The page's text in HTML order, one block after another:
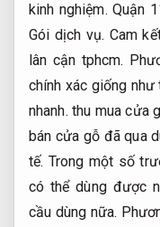
kinh nghiệm. Quận
Gói dịch vụ. Cam
lân cận tphcm.
chính xác giống
nhanh. thu mua cửa
bán cửa gỗ đã qua
tế. Trong một số
có thể dùng được
cầu dùng nữa.